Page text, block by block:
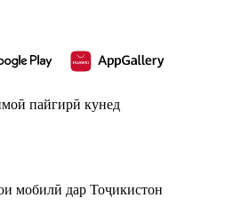
пайгирӣ кунед
мобилӣ дар Тоҷикистон